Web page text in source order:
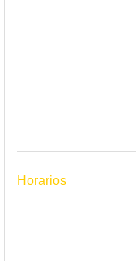
Horarios